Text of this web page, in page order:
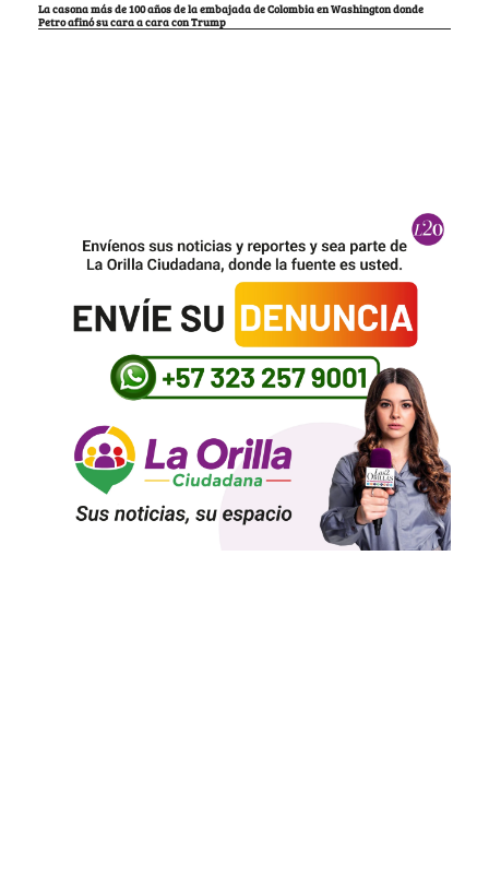
La casona más de 100 años de la embajada de Colombia en Washington donde
Petro afinó su cara a cara con Trump